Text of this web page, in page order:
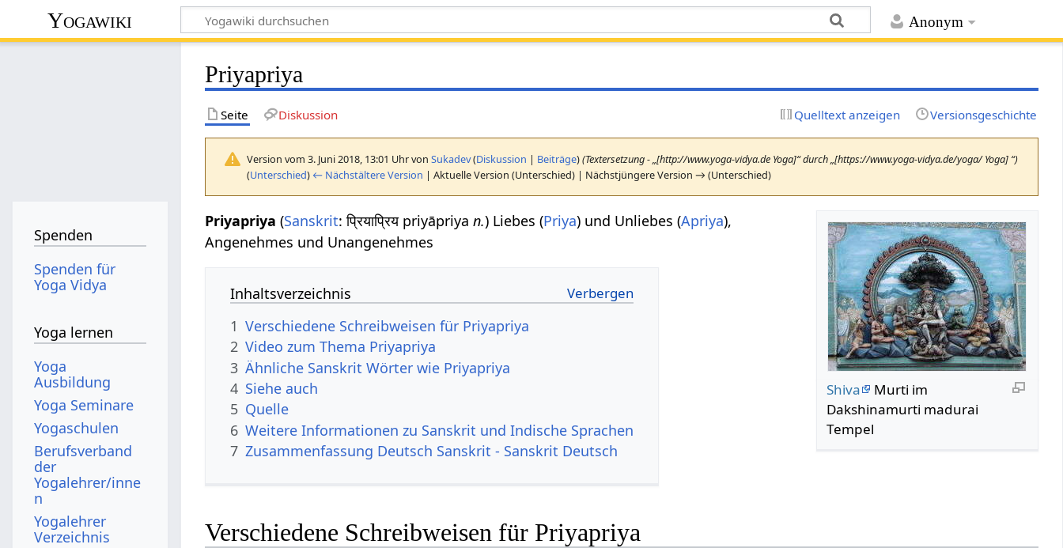
Anonym
Yogawiki
Priyapriya
Seite Diskussion Quelltext anzeigen Versionsgeschichte
Version vom 3. Juni 2018, 13:01 Uhr vonSukadev(Diskussion | Beiträge)(Textersetzung - „[http://www.yoga-vidya.de Yoga]“ durch „[https://www.yoga-vidya.de/yoga/ Yoga] “)
(Unterschied) ← Nächstältere Version | Aktuelle Version (Unterschied) | Nächstjüngere Version → (Unterschied)
Shiva
Murti im
Dakshinamurti madurai
Tempel
Priyapriya (Sanskrit: प्रियाप्रिय priyāpriyan.) Liebes (Priya) und Unliebes (Apriya),
Angenehmes und Unangenehmes
Inhaltsverzeichnis
1 Verschiedene Schreibweisen für Priyapriya
2 Video zum Thema Priyapriya
3 Ähnliche Sanskrit Wörter wie Priyapriya
4 Siehe auch
5 Quelle
6 Weitere Informationen zu Sanskrit und Indische Sprachen
7 Zusammenfassung Deutsch Sanskrit - Sanskrit Deutsch
Verschiedene Schreibweisen für Priyapriya
Spenden
Spenden für
Yoga Vidya
Yoga lernen
Yoga
Ausbildung
Yoga Seminare
Yogaschulen
Berufsverband
der
Yogalehrer/inne
n
Yogalehrer
Verzeichnis